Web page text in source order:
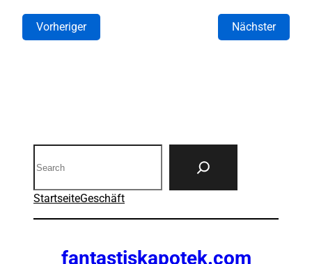
Vorheriger Nächster
StartseiteGeschäft
fantastiskapotek.com